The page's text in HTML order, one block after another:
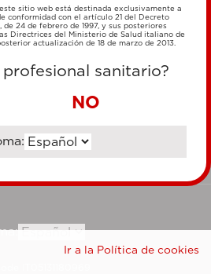
DE PAGO
BANCARIA
IT05131180969
sitio web está destinada exclusivamente a
conformidad con el artículo 21 del Decreto
24 de febrero de 1997, y sus posteriores
Directrices del Ministerio de Salud italiano de
actualización de 18 de marzo de 2013.
sanitario?
NO
Ir a la Política de cookies